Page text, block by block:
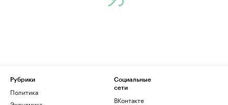
Рубрики
Политика
Социальные
сети
ВКонтакте